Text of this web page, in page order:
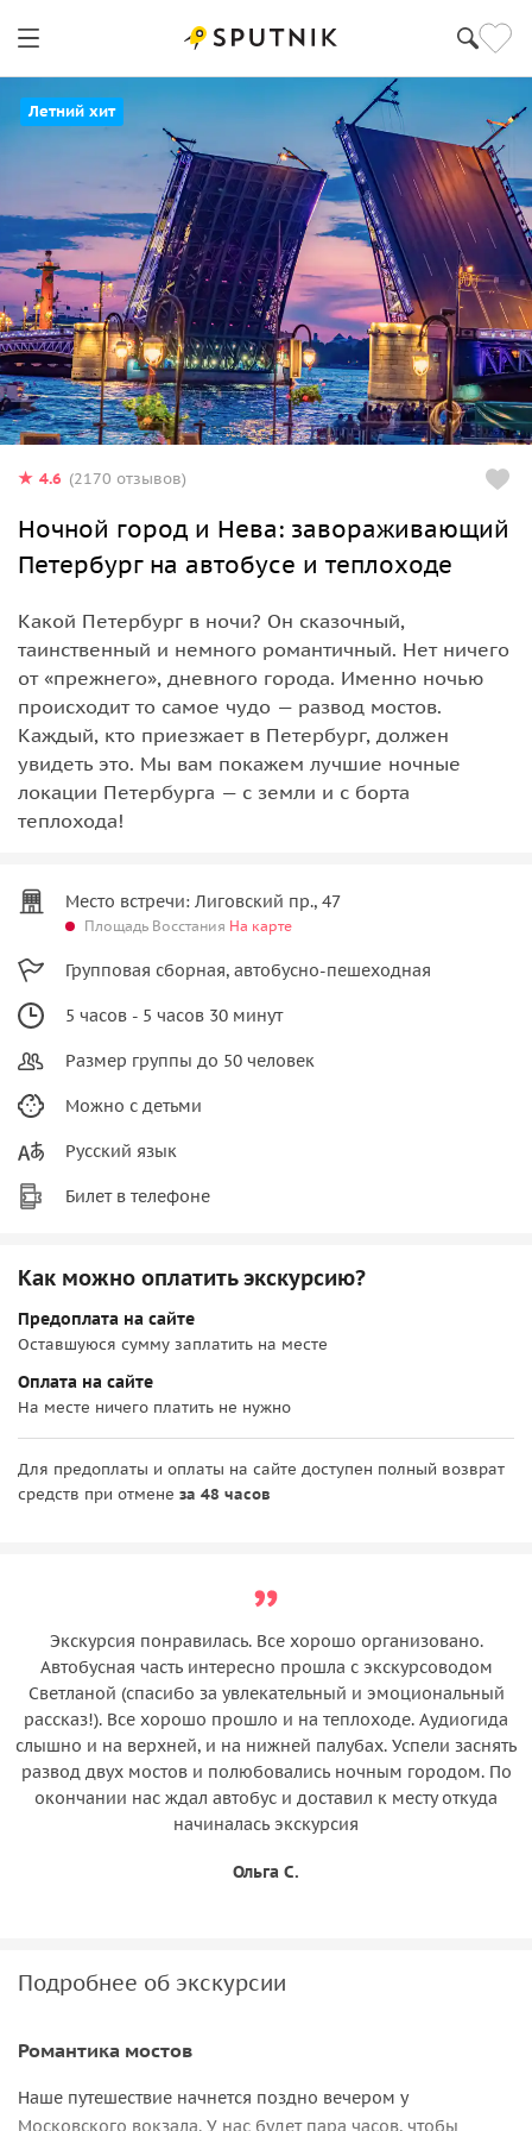
Летний хит
4.6 (2170 отзывов)
Ночной город и Нева: завораживающий
Петербург на автобусе и теплоходе
Какой Петербург в ночи? Он сказочный,
таинственный и немного романтичный. Нет ничего
от «прежнего», дневного города. Именно ночью
происходит то самое чудо — развод мостов.
Каждый, кто приезжает в Петербург, должен
увидеть это. Мы вам покажем лучшие ночные
локации Петербурга — с земли и с борта
теплохода!
Место встречи: Лиговский пр., 47
Площадь Восстания На карте
Групповая сборная, автобусно-пешеходная
5 часов - 5 часов 30 минут
Размер группы до 50 человек
Можно с детьми
Русский язык
Билет в телефоне
Как можно оплатить экскурсию?
Предоплата на сайте
Оставшуюся сумму заплатить на месте
Оплата на сайте
На месте ничего платить не нужно
Для предоплаты и оплаты на сайте доступен полный возврат
средств при отмене за 48 часов
Экскурсия понравилась. Все хорошо организовано.
Автобусная часть интересно прошла с экскурсоводом
Светланой (спасибо за увлекательный и эмоциональный
рассказ!). Все хорошо прошло и на теплоходе. Аудиогида
слышно и на верхней, и на нижней палубах. Успели заснять
развод двух мостов и полюбовались ночным городом. По
окончании нас ждал автобус и доставил к месту откуда
начиналась экскурсия
Ольга С.
Подробнее об экскурсии
Романтика мостов
Наше путешествие начнется поздно вечером у
Московского вокзала. У нас будет пара часов, чтобы